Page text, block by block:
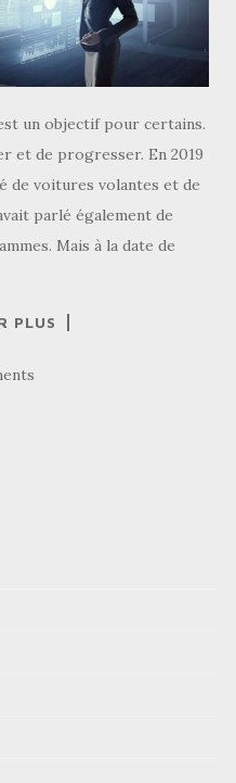
un objectif pour certains.
et de progresser. En 2019
de voitures volantes et de
parlé également de
Mais à la date de
PLUS